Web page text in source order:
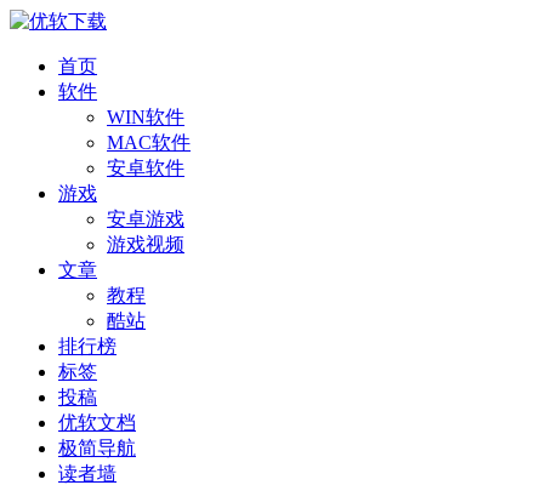
首页
软件
WIN软件
MAC软件
安卓软件
游戏
安卓游戏
游戏视频
文章
教程
酷站
排行榜
标签
投稿
优软文档
极简导航
读者墙